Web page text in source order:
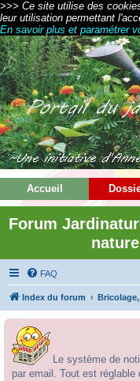
>>> Ce site utilise des
leur utilisation permettant
En savoir plus et paramétrer
Accueil
Forum
FAQ
Index du forum
Le système de
par email. Tout est réglable